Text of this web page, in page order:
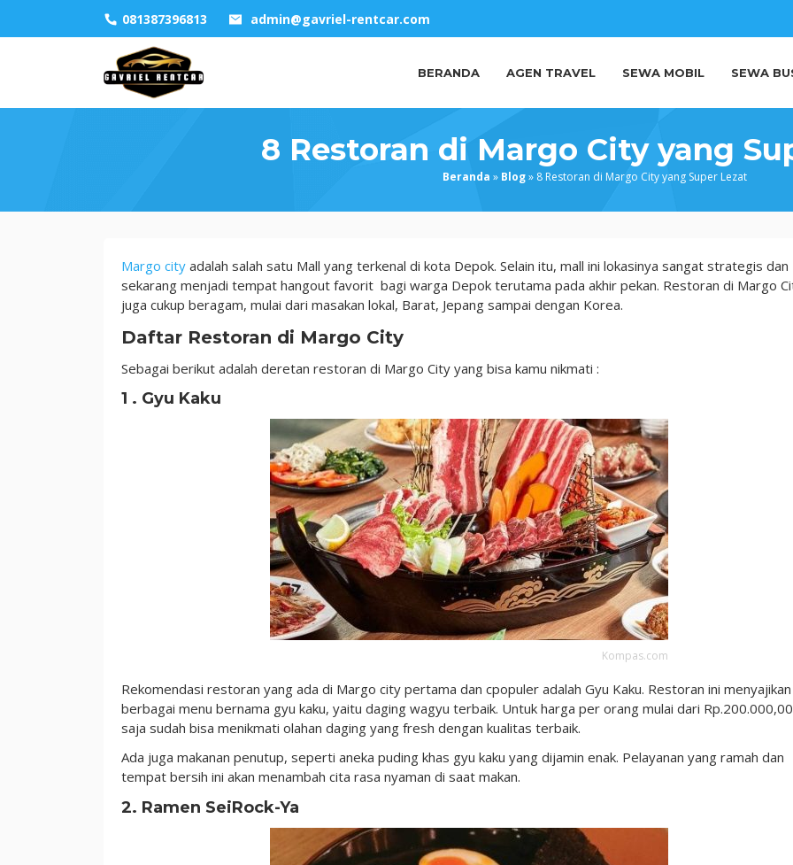
081387396813 admin@gavriel-rentcar.com
BERANDA AGEN TRAVEL SEWA MOBIL SEWA
8 Restoran di Margo City yang
Beranda » Blog» 8 Restoran di Margo City yang Super Lezat
8
Restoran
di
City
yang
Super
Lezat
Margo city adalah salah satu Mall yang terkenal di kota Depok. Selain itu, mall ini lokasinya sangat strategis dan
sekarang menjadi tempat hangout favorit bagi warga Depok terutama pada akhir pekan. Restoran di Margo
juga cukup beragam, mulai dari masakan lokal, Barat, Jepang sampai dengan Korea.
Daftar Restoran di Margo City
Sebagai berikut adalah deretan restoran di Margo City yang bisa kamu nikmati :
1 . Gyu Kaku
Kompas.com
Rekomendasi restoran yang ada di Margo city pertama dan cpopuler adalah Gyu Kaku. Restoran ini menyajikan
berbagai menu bernama gyu kaku, yaitu daging wagyu terbaik. Untuk harga per orang mulai dari Rp.200.000,00
saja sudah bisa menikmati olahan daging yang fresh dengan kualitas terbaik.
Ada juga makanan penutup, seperti aneka puding khas gyu kaku yang dijamin enak. Pelayanan yang ramah dan
tempat bersih ini akan menambah cita rasa nyaman di saat makan.
2. Ramen SeiRock-Ya